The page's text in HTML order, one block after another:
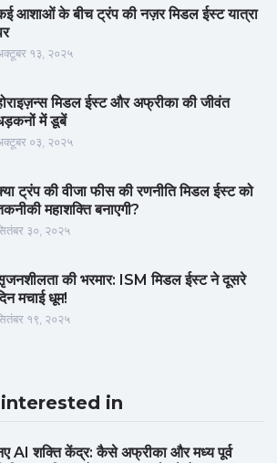
आशाओं के बीच ट्रंप की नज़र मिडल ईस्ट यात्रा
१३, २०२५
मिडल ईस्ट और अफ्रीका की जीवंत
में डूबें
०३, २०२५
ट्रंप की वीजा फीस की रणनीति मिडल ईस्ट को
महाशक्ति बनाएगी?
३०, २०२५
की भरमार: ISM मिडल ईस्ट ने दूसरे
मचाई धूम!
१९, २०२५
in
AI शक्ति केंद्र: कैसे अफ्रीका और मध्य पूर्व